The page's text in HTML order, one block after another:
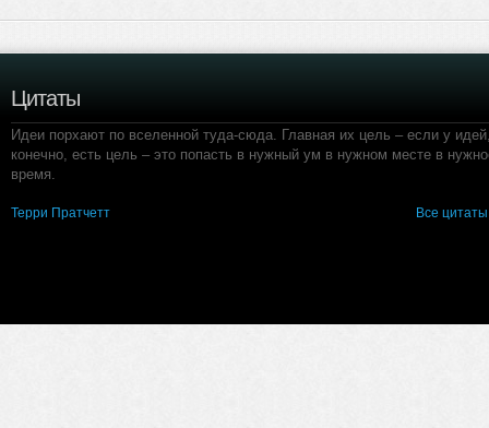
Цитаты
Идеи порхают по вселенной туда-сюда. Главная их цель – если у
конечно, есть цель – это попасть в нужный ум в нужном месте в
время.
Терри Пратчетт Все